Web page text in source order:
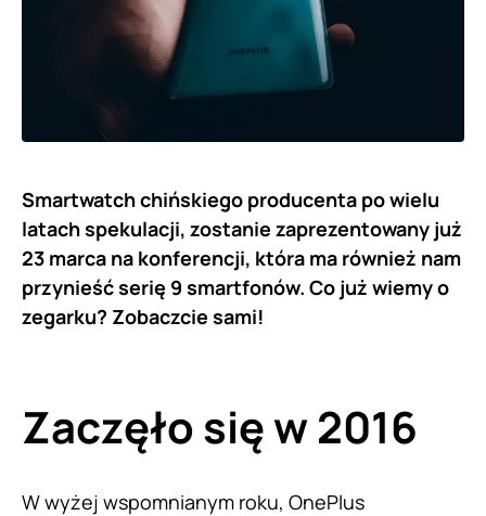
Smartwatch chińskiego producenta po wielu
latach spekulacji, zostanie zaprezentowany już
23 marca na konferencji, która ma również nam
przynieść serię 9 smartfonów. Co już wiemy o
zegarku? Zobaczcie sami!
Zaczęło się w 2016
W wyżej wspomnianym roku, OnePlus